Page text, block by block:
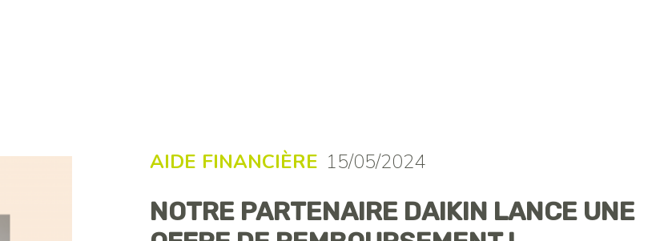
AIDE FINANCIÈRE 15/05/2024
NOTRE PARTENAIRE DAIKIN LANCE UNE